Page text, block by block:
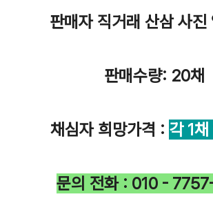
판매자 직거래 산삼 사진
판매수량: 20채
채심자 희망가격 : 각 1
문의 전화 : 010 -